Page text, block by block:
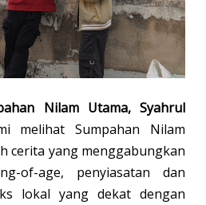
Nilam Utama, Syahrul
melihat Sumpahan Nilam
cerita yang menggabungkan
of-age, penyiasatan dan
lokal yang dekat dengan